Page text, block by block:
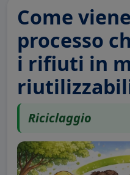
Come
processo
i rifiuti in
Riciclaggio